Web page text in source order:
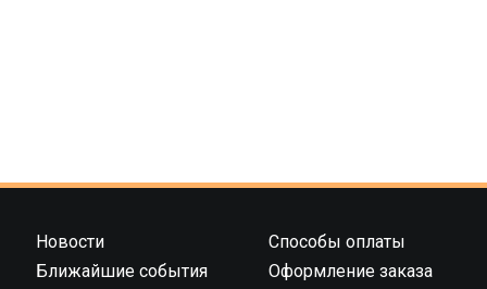
Новости
Ближайшие события
Способы оплаты
Оформление заказа